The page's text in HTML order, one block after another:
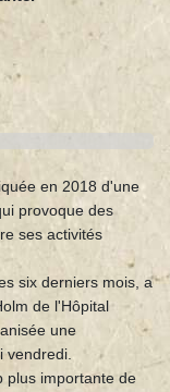
en 2018 d'une
provoque des
ses activités
six derniers mois, a
de l'Hôpital
une
vendredi.
plus importante de